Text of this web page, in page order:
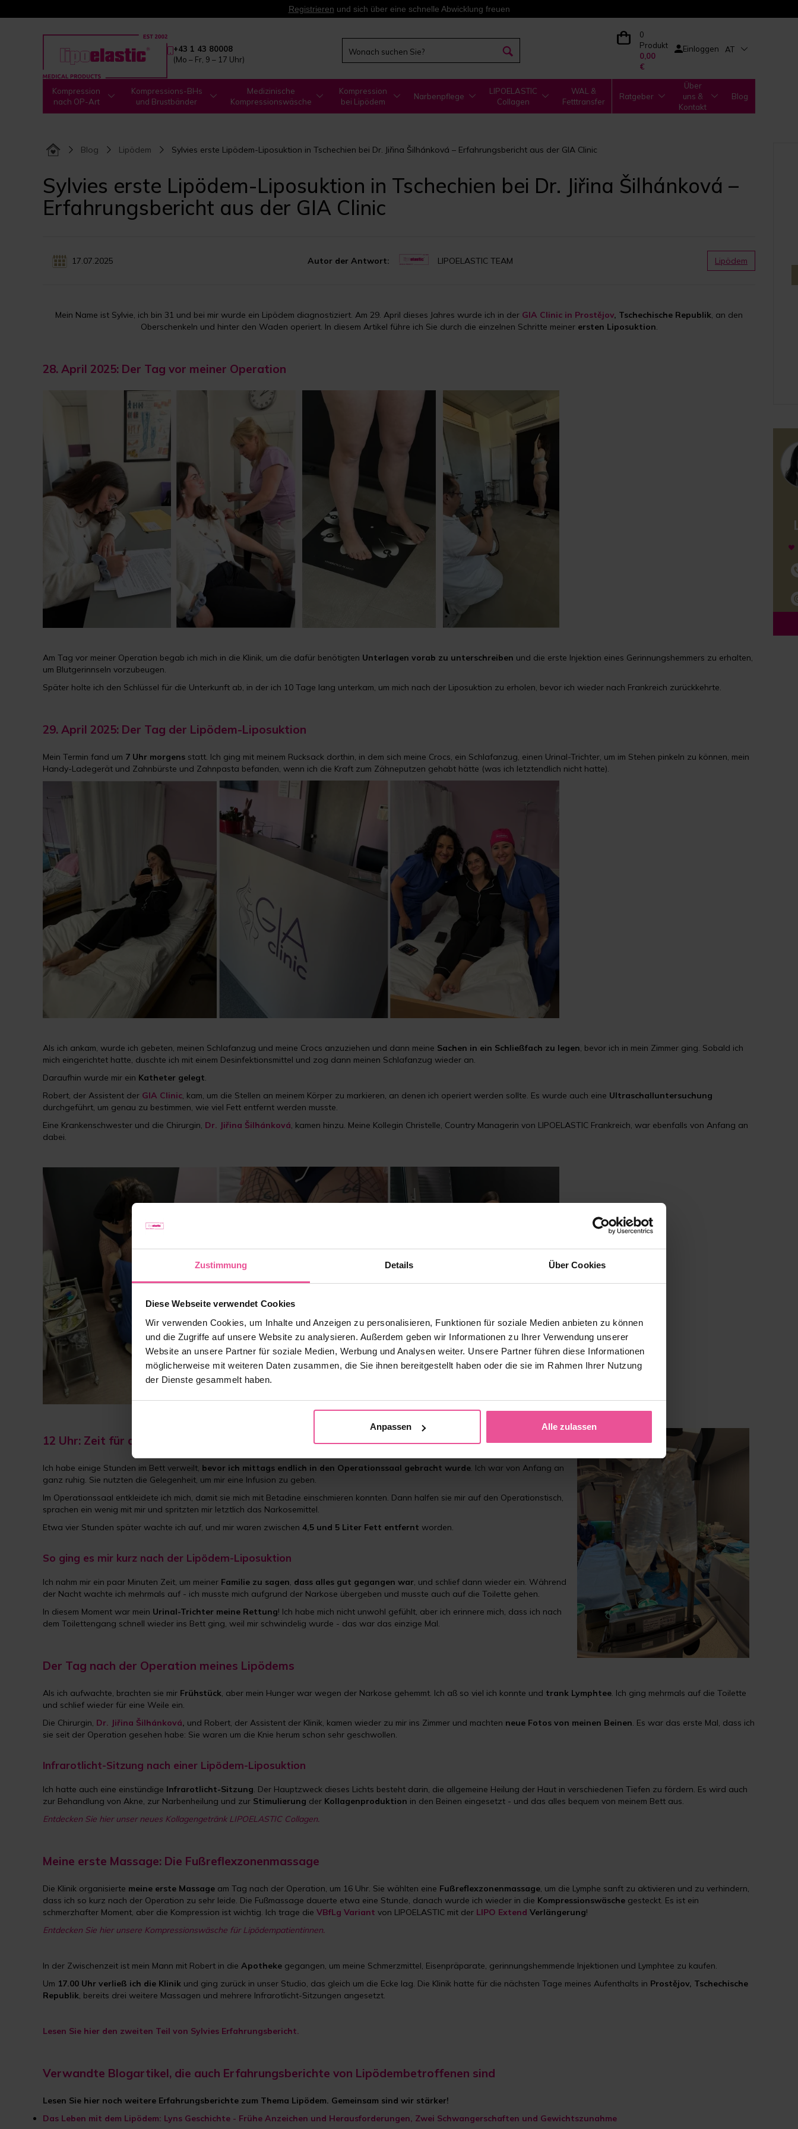
Zustimmung Details Über Cookies
Diese Webseite verwendet Cookies
Wir verwenden Cookies, um Inhalte und Anzeigen zu personalisieren, Funktionen für soziale Medien anbieten zu können
und die Zugriffe auf unsere Website zu analysieren. Außerdem geben wir Informationen zu Ihrer Verwendung unserer
Website an unsere Partner für soziale Medien, Werbung und Analysen weiter. Unsere Partner führen diese Informationen
möglicherweise mit weiteren Daten zusammen, die Sie ihnen bereitgestellt haben oder die sie im Rahmen Ihrer Nutzung
der Dienste gesammelt haben.
Anpassen Alle zulassen
Registrieren und sich über eine schnelle Abwicklung freuen
+43 1 43 80008
(Mo – Fr, 9 – 17 Uhr)
0
Produkt
0,00
€
Einloggen AT
Kompression
nach OP-Art
Kompressions-BHs
und Brustbänder
Medizinische
Kompressionswäsche
Kompression
bei Lipödem
Narbenpflege
LIPOELASTIC
Collagen
WAL &
Fetttransfer
Ratgeber
Über
uns &
Kontakt
Blog
Blog Lipödem Sylvies erste Lipödem-Liposuktion in Tschechien bei Dr. Jiřina Šilhánková – Erfahrungsbericht aus der GIA Clinic
Sylvies erste Lipödem-Liposuktion in Tschechien bei Dr. Jiřina Šilhánková –
Erfahrungsbericht aus der GIA Clinic
17.07.2025 Autor der Antwort: LIPOELASTIC TEAM Lipödem
Mein Name ist Sylvie, ich bin 31 und bei mir wurde ein Lipödem diagnostiziert. Am 29. April dieses Jahres wurde ich in der GIA Clinic in Prostějov, Tschechische Republik, an den
Oberschenkeln und hinter den Waden operiert. In diesem Artikel führe ich Sie durch die einzelnen Schritte meinerersten Liposuktion.
28. April 2025: Der Tag vor meiner Operation
Am Tag vor meiner Operation begab ich mich in die Klinik, um die dafür benötigten Unterlagen vorab zu unterschreiben und die erste Injektion eines Gerinnungshemmers zu erhalten,
um Blutgerinnseln vorzubeugen.
Später holte ich den Schlüssel für die Unterkunft ab, in der ich 10 Tage lang unterkam, um mich nach der Liposuktion zu erholen, bevor ich wieder nach Frankreich zurückkehrte.
29. April 2025: Der Tag der Lipödem-Liposuktion
Mein Termin fand um 7 Uhr morgens statt. Ich ging mit meinem Rucksack dorthin, in dem sich meine Crocs, ein Schlafanzug, einen Urinal-Trichter, um im Stehen pinkeln zu können, mein
Handy-Ladegerät und Zahnbürste und Zahnpasta befanden, wenn ich die Kraft zum Zähneputzen gehabt hätte (was ich letztendlich nicht hatte).
Als ich ankam, wurde ich gebeten, meinen Schlafanzug und meine Crocs anzuziehen und dann meine Sachen in ein Schließfach zu legen, bevor ich in mein Zimmer ging. Sobald ich
mich eingerichtet hatte, duschte ich mit einem Desinfektionsmittel und zog dann meinen Schlafanzug wieder an.
Daraufhin wurde mir ein Katheter gelegt.
Robert, der Assistent der GIA Clinic, kam, um die Stellen an meinem Körper zu markieren, an denen ich operiert werden sollte. Es wurde auch eine Ultraschalluntersuchung
durchgeführt, um genau zu bestimmen, wie viel Fett entfernt werden musste.
Eine Krankenschwester und die Chirurgin, Dr. Jiřina Šilhánková, kamen hinzu. Meine Kollegin Christelle, Country Managerin von LIPOELASTIC Frankreich, war ebenfalls von Anfang an
dabei.
12 Uhr: Zeit für die Operation
Ich habe einige Stunden im Bett verweilt, bevor ich mittags endlich in den Operationssaal gebracht wurde. Ich war von Anfang an
ganz ruhig. Sie nutzten die Gelegenheit, um mir eine Infusion zu geben.
Im Operationssaal entkleidete ich mich, damit sie mich mit Betadine einschmieren konnten. Dann halfen sie mir auf den Operationstisch,
sprachen ein wenig mit mir und spritzten mir letztlich das Narkosemittel.
Etwa vier Stunden später wachte ich auf, und mir waren zwischen 4,5 und 5 Liter Fett entfernt worden.
So ging es mir kurz nach der Lipödem-Liposuktion
Ich nahm mir ein paar Minuten Zeit, um meiner Familie zu sagen, dass alles gut gegangen war, und schlief dann wieder ein. Während
der Nacht wachte ich mehrmals auf - ich musste mich aufgrund der Narkose übergeben und musste auch auf die Toilette gehen.
In diesem Moment war mein Urinal-Trichter meine Rettung! Ich habe mich nicht unwohl gefühlt, aber ich erinnere mich, dass ich nach
dem Toilettengang schnell wieder ins Bett ging, weil mir schwindelig wurde - das war das einzige Mal.
Der Tag nach der Operation meines Lipödems
Als ich aufwachte, brachten sie mir Frühstück, aber mein Hunger war wegen der Narkose gehemmt. Ich aß so viel ich konnte und trank Lymphtee. Ich ging mehrmals auf die Toilette
und schlief wieder für eine Weile ein.
Die Chirurgin, Dr. Jiřina Šilhánková, und Robert, der Assistent der Klinik, kamen wieder zu mir ins Zimmer und machten neue Fotos von meinen Beinen. Es war das erste Mal, dass ich
sie seit der Operation gesehen habe: Sie waren um die Knie herum schon sehr geschwollen.
Infrarotlicht-Sitzung nach einer Lipödem-Liposuktion
Ich hatte auch eine einstündige Infrarotlicht-Sitzung. Der Hauptzweck dieses Lichts besteht darin, die allgemeine Heilung der Haut in verschiedenen Tiefen zu fördern. Es wird auch
zur Behandlung von Akne, zur Narbenheilung und zur Stimulierung der Kollagenproduktion in den Beinen eingesetzt - und das alles bequem von meinem Bett aus.
Entdecken Sie hier unser neues Kollagengetränk LIPOELASTIC Collagen.
Meine erste Massage: Die Fußreflexzonenmassage
Die Klinik organisierte meine erste Massage am Tag nach der Operation, um 16 Uhr. Sie wählten eine Fußreflexzonenmassage, um die Lymphe sanft zu aktivieren und zu verhindern,
dass ich so kurz nach der Operation zu sehr leide. Die Fußmassage dauerte etwa eine Stunde, danach wurde ich wieder in die Kompressionswäsche gesteckt. Es ist ein
schmerzhafter Moment, aber die Kompression ist wichtig. Ich trage die VBfLg Variant von LIPOELASTIC mit der LIPO Extend Verlängerung!
Entdecken Sie hier unsere Kompressionswäsche für Lipödempatientinnen.
In der Zwischenzeit ist mein Mann mit Robert in die Apotheke gegangen, um meine Schmerzmittel, Eisenpräparate, gerinnungshemmende Injektionen und Lymphtee zu kaufen.
Um 17.00 Uhr verließ ich die Klinik und ging zurück in unser Studio, das gleich um die Ecke lag. Die Klinik hatte für die nächsten Tage meines Aufenthalts in Prostějov, Tschechische
Republik, bereits drei weitere Massagen und mehrere Infrarotlicht-Sitzungen angesetzt.
Lesen Sie hier den zweiten Teil von Sylvies Erfahrungsbericht.
Verwandte Blogartikel, die auch Erfahrungsberichte von Lipödembetroffenen sind
Lesen Sie hier noch weitere Erfahrungsberichte zum Thema Lipödem. Gemeinsam sind wir stärker!
Das Leben mit dem Lipödem: Lyns Geschichte - Frühe Anzeichen und Herausforderungen, Zwei Schwangerschaften und Gewichtszunahme